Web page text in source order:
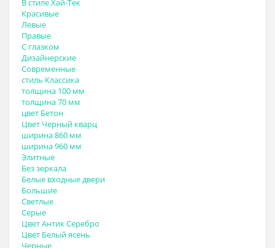
В стиле Хай-Тек
Красивые
Левые
Правые
С глазком
Дизайнерские
Современные
стиль Классика
толщина 100 мм
толщина 70 мм
цвет Бетон
Цвет Черный кварц
ширина 860 мм
ширина 960 мм
Элитные
Без зеркала
Белые входные двери
Большие
Светлые
Серые
Цвет Антик Серебро
Цвет Белый ясень
Черные